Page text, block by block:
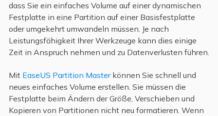
dass Sie ein einfaches Volume auf einer dynamischen
Festplatte in eine Partition auf einer Basisfestplatte
oder umgekehrt umwandeln müssen. Je nach
Leistungsfähigkeit Ihrer Werkzeuge kann dies einige
Zeit in Anspruch nehmen und zu Datenverlusten führen.
Mit EaseUS Partition Master können Sie schnell und
neues einfaches Volume erstellen. Sie müssen die
Festplatte beim Ändern der Größe, Verschieben und
Kopieren von Partitionen nicht neu formatieren. Wenn